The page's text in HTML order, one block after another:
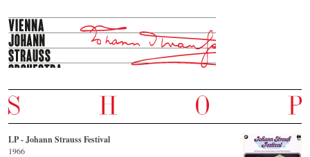
LP - Johann Strauss Festival
1966